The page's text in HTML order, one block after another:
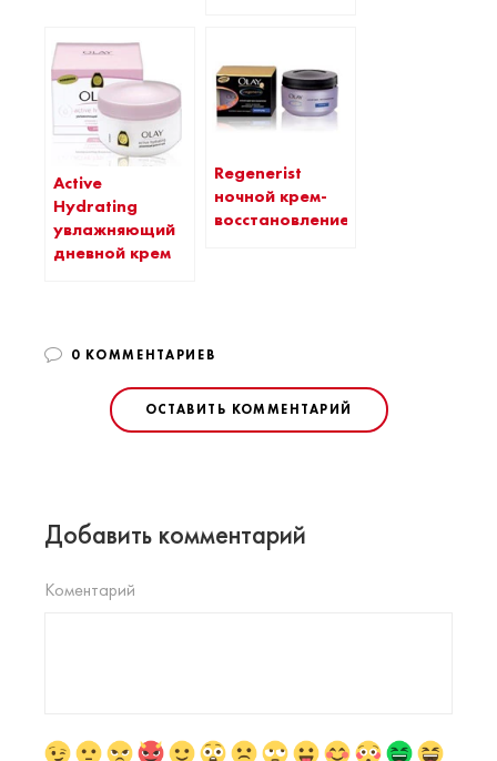
Active
Hydrating
увлажняющий
дневной крем
Regenerist
ночной крем-
восстановление
0 КОММЕНТАРИЕВ
ОСТАВИТЬ КОММЕНТАРИЙ
Добавить комментарий
Коментарий